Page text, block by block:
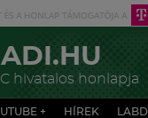
hivatalos honlapja
+ HÍREK